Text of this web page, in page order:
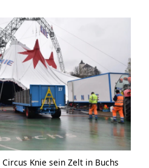
Knie sein Zelt in Buchs